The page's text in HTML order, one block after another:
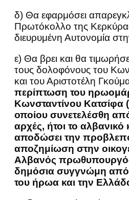
δ) Θα εφαρμόσει
Πρωτόκολλο της
διευρυμένη Αυτονομία
ε) Θα βρει και θα
τους δολοφόνους του
και του Αριστοτέλη
περίπτωση του
Κωνσταντίνου Κατσίφα
οποίου συνετελέσθη
αρχές, ήτοι το
αποδώσει την
αποζημίωση στην
Αλβανός
δημόσια συγγνώμη από
του ήρωα και την